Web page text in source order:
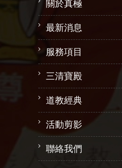
關於真極
最新消息
服務項目
三清寶殿
道教經典
活動剪影
聯絡我們